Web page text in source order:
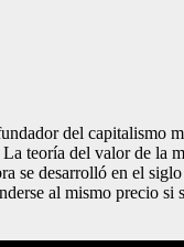
del capitalismo
teoría del valor de la
se desarrolló en el
al mismo precio si